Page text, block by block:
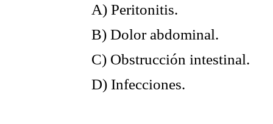
A) Peritonitis.
B) Dolor abdominal.
C) Obstrucción intestinal.
D) Infecciones.